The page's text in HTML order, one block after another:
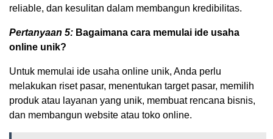
reliable, dan kesulitan dalam membangun kredibilitas.
Pertanyaan 5: Bagaimana cara memulai ide usaha
online unik?
Untuk memulai ide usaha online unik, Anda perlu
melakukan riset pasar, menentukan target pasar, memilih
produk atau layanan yang unik, membuat rencana bisnis,
dan membangun website atau toko online.